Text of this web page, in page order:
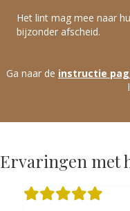
Het lint mag mee naar
bijzonder afscheid.
Ga naar de instructie
Ervaringen met